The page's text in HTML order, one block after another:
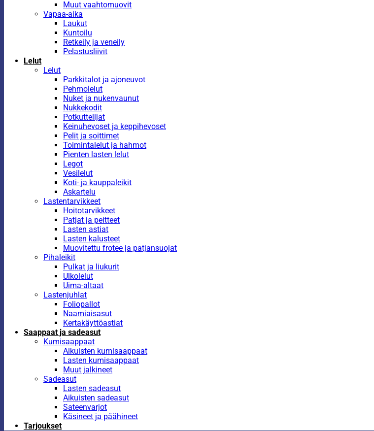
Muut vaahtomuovit
Vapaa-aika
Laukut
Kuntoilu
Retkeily ja veneily
Pelastusliivit
Lelut
Lelut
Parkkitalot ja ajoneuvot
Pehmolelut
Nuket ja nukenvaunut
Nukkekodit
Potkuttelijat
Keinuhevoset ja keppihevoset
Pelit ja soittimet
Toimintalelut ja hahmot
Pienten lasten lelut
Legot
Vesilelut
Koti- ja kauppaleikit
Askartelu
Lastentarvikkeet
Hoitotarvikkeet
Patjat ja peitteet
Lasten astiat
Lasten kalusteet
Muovitettu frotee ja patjansuojat
Pihaleikit
Pulkat ja liukurit
Ulkolelut
Uima-altaat
Lastenjuhlat
Foliopallot
Naamiaisasut
Kertakäyttöastiat
Saappaat ja sadeasut
Kumisaappaat
Aikuisten kumisaappaat
Lasten kumisaappaat
Muut jalkineet
Sadeasut
Lasten sadeasut
Aikuisten sadeasut
Sateenvarjot
Käsineet ja päähineet
Tarjoukset